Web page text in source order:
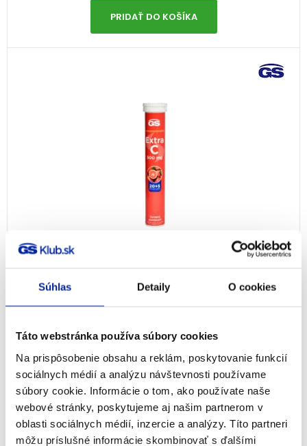
Súhlas Detaily O cookies
Táto webstránka používa súbory cookies
Na prispôsobenie obsahu a reklám, poskytovanie funkcií
sociálnych médií a analýzu návštevnosti používame
súbory cookie. Informácie o tom, ako používate naše
webové stránky, poskytujeme aj našim partnerom v
oblasti sociálnych médií, inzercie a analýzy. Títo partneri
môžu príslušné informácie skombinovať s ďalšími
PRIDAŤ DO KOŠÍKA
GS Extra C 500 šumivý - červený
3,99
PRIDAŤ DO KOŠÍKA